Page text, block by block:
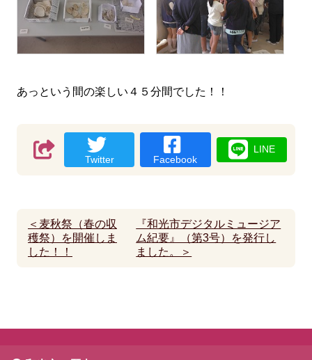
あっという間の楽しい４５分間でした！！
Twitter Facebook
LINE
＜麦秋祭（春の収
穫祭）を開催しま
した！！
『和光市デジタルミュージア
ム紀要』（第3号）を発行し
ました。＞